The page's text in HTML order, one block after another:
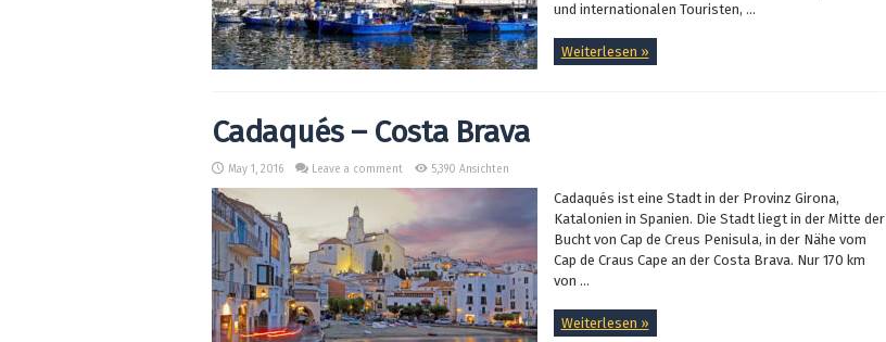
und internationalen Touristen, ...
Weiterlesen »
Cadaqués – Costa Brava
May 1, 2016 Leave a comment 5,390 Ansichten
Cadaqués ist eine Stadt in der Provinz Girona,
Katalonien in Spanien. Die Stadt liegt in der Mitte der
Bucht von Cap de Creus Penisula, in der Nähe vom
Cap de Craus Cape an der Costa Brava. Nur 170 km
von ...
Weiterlesen »